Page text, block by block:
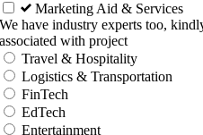
Marketing Aid & Services
We have industry experts too,
associated with project
Travel & Hospitality
Logistics & Transportation
FinTech
EdTech
Entertainment